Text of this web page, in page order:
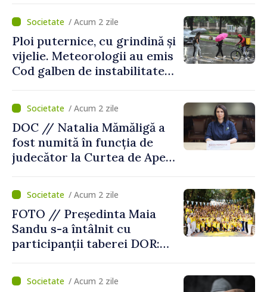
/ Acum 2 zile
Ploi puternice, cu grindină și
vijelie. Meteorologii au emis
Cod galben de instabilitate
/ Acum 2 zile
DOC // Natalia Mămăligă a
fost numită în funcția de
judecător la Curtea de Apel
/ Acum 2 zile
FOTO // Președinta Maia
Sandu s-a întâlnit cu
participanții taberei DOR:
noastră rămâne puternică”
/ Acum 2 zile